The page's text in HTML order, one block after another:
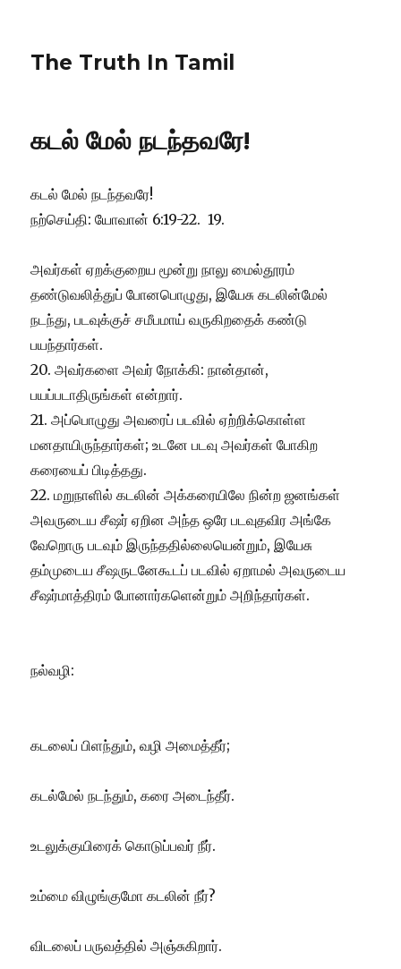
The Truth In Tamil
கடல் மேல் நடந்தவரே!
கடல் மேல் நடந்தவரே!
நற்செய்தி: யோவான் 6:19-22. 19.
அவர்கள் ஏறக்குறைய மூன்று நாலு மைல்தூரம்
தண்டுவலித்துப் போனபொழுது, இயேசு கடலின்மேல்
நடந்து, படவுக்குச் சமீபமாய் வருகிறதைக் கண்டு
பயந்தார்கள்.
20. அவர்களை அவர் நோக்கி: நான்தான்,
பயப்படாதிருங்கள் என்றார்.
21. அப்பொழுது அவரைப் படவில் ஏற்றிக்கொள்ள
மனதாயிருந்தார்கள்; உடனே படவு அவர்கள் போகிற
கரையைப் பிடித்தது.
22. மறுநாளில் கடலின் அக்கரையிலே நின்ற ஜனங்கள்
அவருடைய சீஷர் ஏறின அந்த ஒரே படவுதவிர அங்கே
வேறொரு படவும் இருந்ததில்லையென்றும், இயேசு
தம்முடைய சீஷருடனேகூடப் படவில் ஏறாமல் அவருடைய
சீஷர்மாத்திரம் போனார்களென்றும் அறிந்தார்கள்.
நல்வழி:
கடலைப் பிளந்தும், வழி அமைத்தீர்;
கடல்மேல் நடந்தும், கரை அடைந்தீர்.
உடலுக்குயிரைக் கொடுப்பவர் நீர்.
உம்மை விழுங்குமோ கடலின் நீர்?
விடலைப் பருவத்தில் அஞ்சுகிறார்.